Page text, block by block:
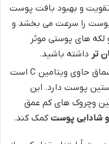
و بهبود بافت پوست
پوست را سرعت می بخشد و
های پوستی موثر
تر داشته باشید.
سماق حاوی ویتامین C است
پوست دارد. این
چین وچروک های کم عمق
شادابی پوست کمک کند.